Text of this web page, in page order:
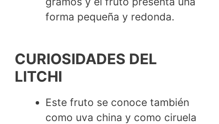
forma pequeña y redonda.
CURIOSIDADES DEL
LITCHI
Este fruto se conoce también
como uva china y como ciruela